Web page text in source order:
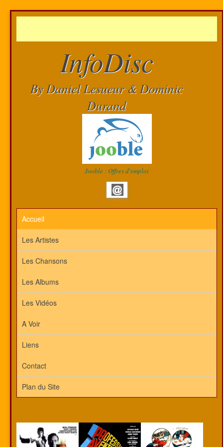
InfoDisc
By Daniel Lesueur & Dominic
Durand
Jooble : Offres d'emploi
Accueil
Les Artistes
Les Chansons
Les Albums
Les Vidéos
A Voir
Liens
Contact
Plan du Site